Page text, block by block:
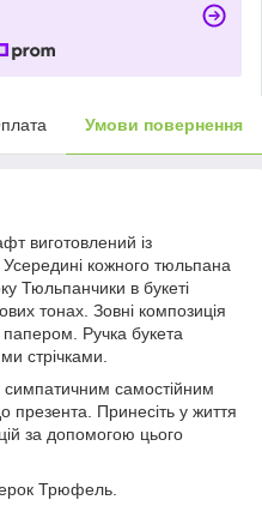
Умови повернення
виготовлений із
кожного тюльпана
Тюльпанчики в букеті
тонах. Зовні композиція
Ручка букета
стрічками.
симпатичним самостійним
Принесіть у життя
за допомогою цього
Трюфель.